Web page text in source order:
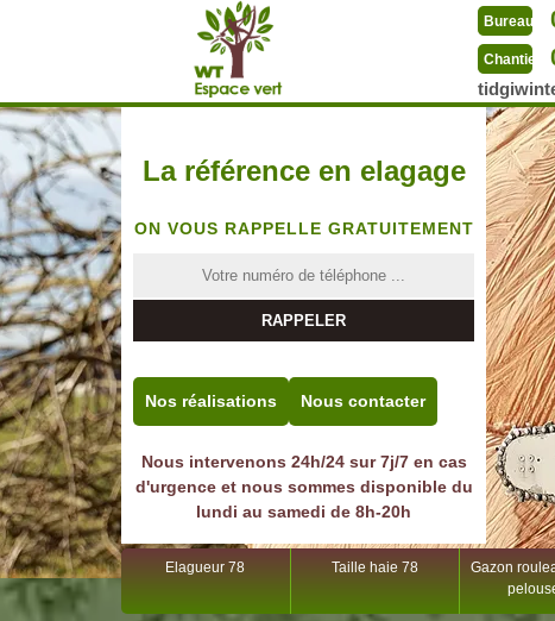
Bureau
Chantier
La référence en elagage
ON VOUS RAPPELLE GRATUITEMENT
Nos réalisations Nous contacter
Nous intervenons 24h/24 sur 7j/7 en cas
d'urgence et nous sommes disponible du
lundi au samedi de 8h-20h
Elagueur 78 Taille haie 78
Gazon